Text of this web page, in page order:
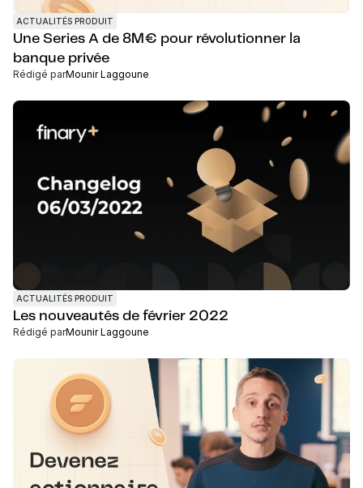
ACTUALITÉS PRODUIT
Une Series A de 8M€ pour révolutionner la
banque privée
Rédigé parMounir Laggoune
ACTUALITÉS PRODUIT
Les nouveautés de février 2022
Rédigé parMounir Laggoune